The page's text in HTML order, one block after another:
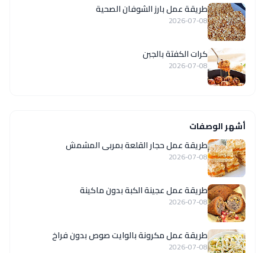
طريقة عمل بارز الشوفان الصحية
2026-07-08
كرات الكفتة بالجبن
2026-07-08
أشهر الوصفات
طريقة عمل حجار القلعة بمربى المشمش
2026-07-08
طريقة عمل عجينة الكبة بدون ماكينة
2026-07-08
طريقة عمل مكرونة بالوايت صوص بدون فراخ
2026-07-08